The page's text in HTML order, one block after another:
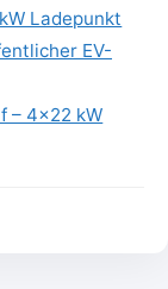
Ladepunkt
EV-
– 4×22 kW